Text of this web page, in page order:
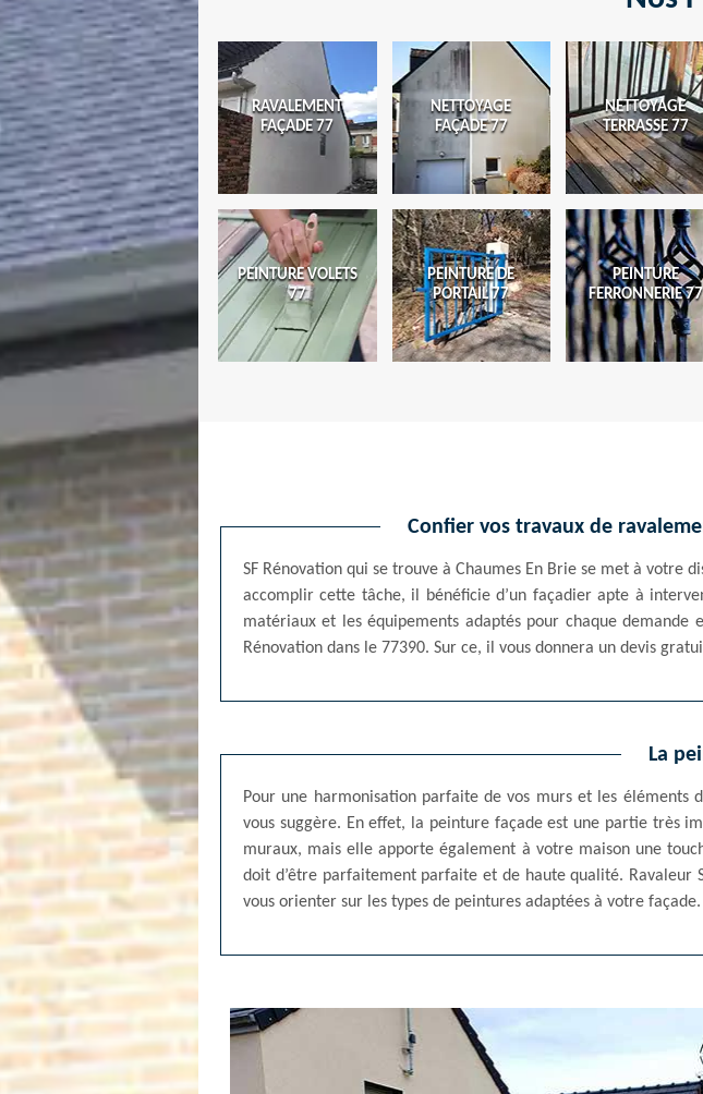
RAVALEMENT
FAÇADE 77
NETTOYAGE
FAÇADE 77
NETTOYAGE
TERRASSE 77
PEINTURE VOLETS
77
PEINTURE DE
PORTAIL 77
PEINTURE
FERRONNERIE 77
Confier vos travaux de
SF Rénovation qui se trouve à Chaumes En Brie se met à votre
accomplir cette tâche, il bénéficie d’un façadier apte à
matériaux et les équipements adaptés pour chaque demande
Rénovation dans le 77390. Sur ce, il vous donnera un devis
La
Pour une harmonisation parfaite de vos murs et les
vous suggère. En effet, la peinture façade est une partie très
muraux, mais elle apporte également à votre maison une
doit d’être parfaitement parfaite et de haute qualité. Ravaleur
vous orienter sur les types de peintures adaptées à votre façade.